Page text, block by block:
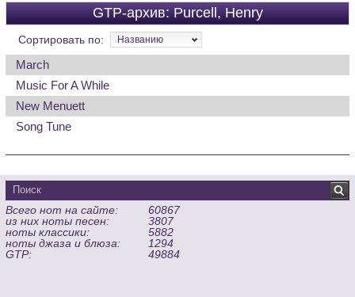
GTP-архив: Purcell, Henry
Сортировать по: Названию
March
Music For A While
New Menuett
Song Tune
Всего нот на сайте:
60867
из них ноты песен:
3807
ноты классики:
5882
ноты джаза и блюза:
1294
GTP:
49884